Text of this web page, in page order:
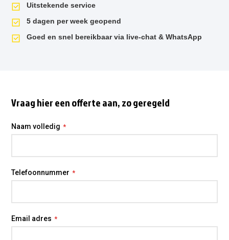
Uitstekende service
5 dagen per week geopend
Goed en snel bereikbaar via live-chat & WhatsApp
Vraag hier een offerte aan, zo geregeld
Naam volledig
Telefoonnummer
Email adres